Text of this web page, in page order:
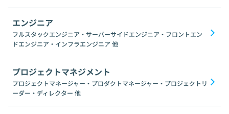
エンジニア
フルスタックエンジニア・サーバーサイドエンジニア・フロントエン
ドエンジニア・インフラエンジニア 他
プロジェクトマネジメント
プロジェクトマネージャー・プロダクトマネージャー・プロジェクトリ
ーダー・ディレクター 他